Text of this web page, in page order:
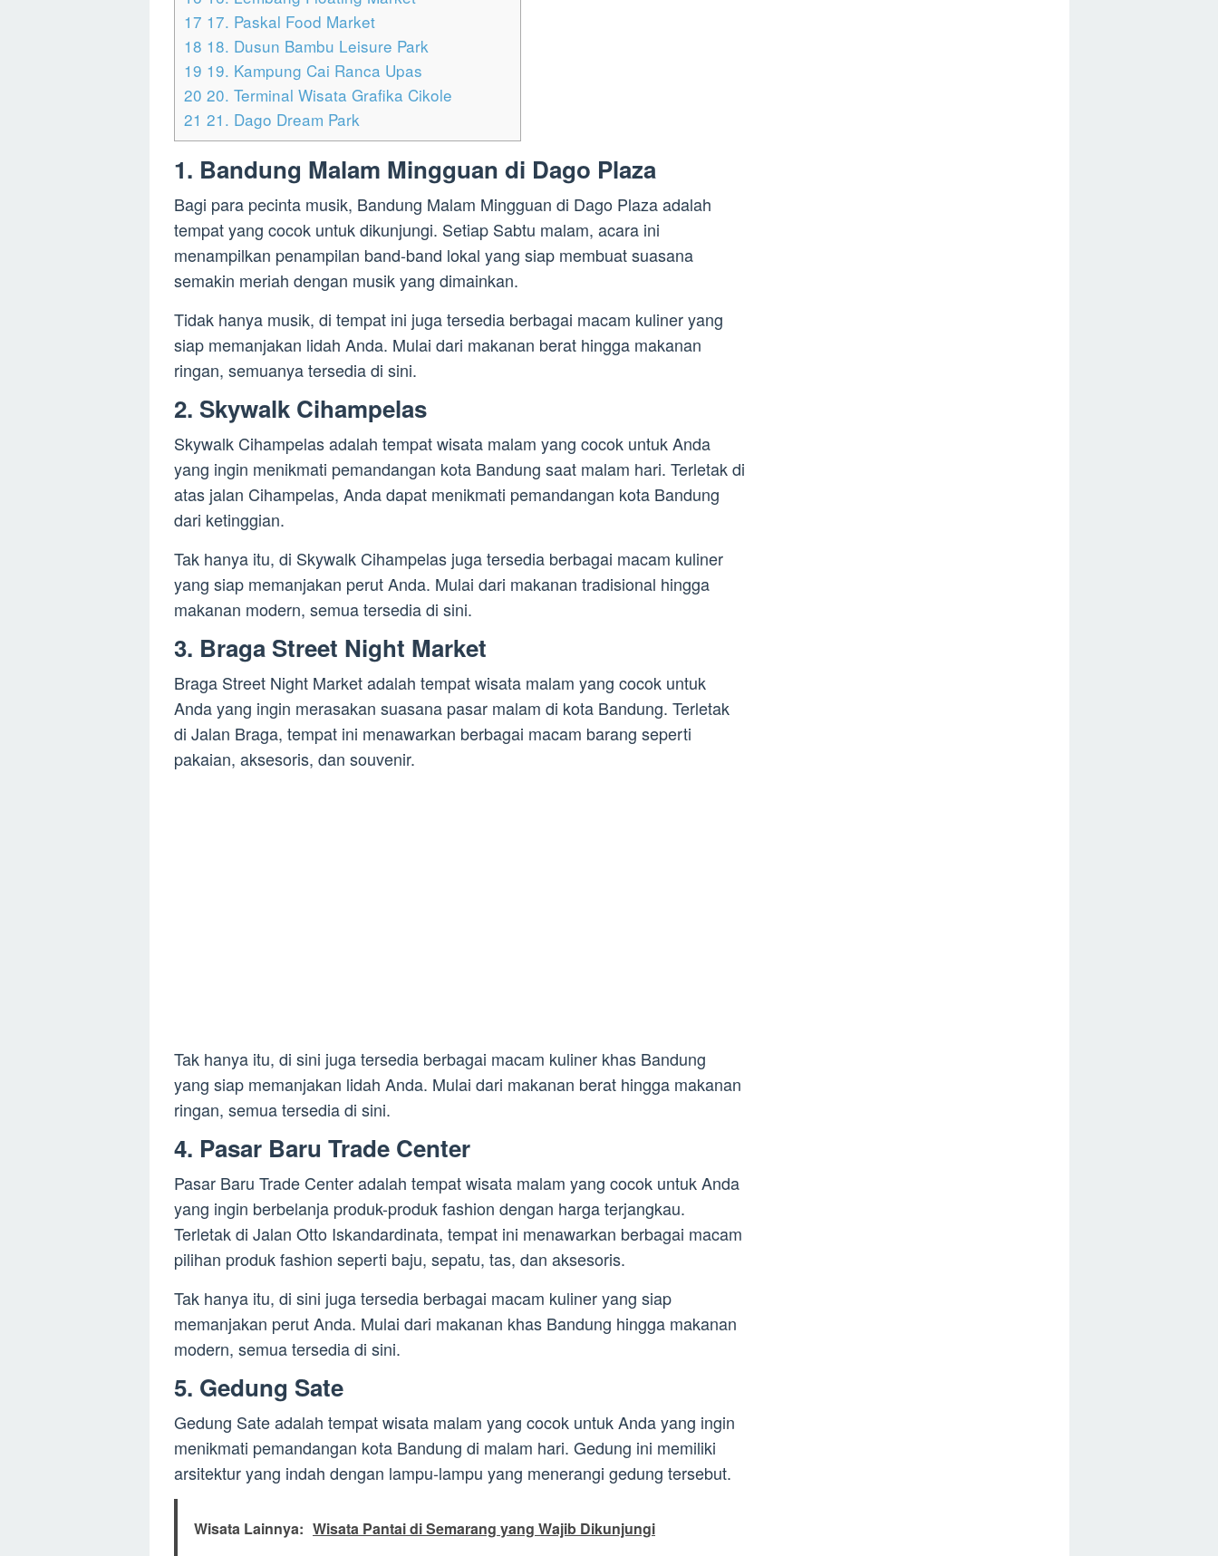
17 17. Paskal Food Market
18 18. Dusun Bambu Leisure Park
19 19. Kampung Cai Ranca Upas
20 20. Terminal Wisata Grafika Cikole
21 21. Dago Dream Park
1. Bandung Malam Mingguan di Dago Plaza
Bagi para pecinta musik, Bandung Malam Mingguan di Dago Plaza adalah
tempat yang cocok untuk dikunjungi. Setiap Sabtu malam, acara ini
menampilkan penampilan band-band lokal yang siap membuat suasana
semakin meriah dengan musik yang dimainkan.
Tidak hanya musik, di tempat ini juga tersedia berbagai macam kuliner yang
siap memanjakan lidah Anda. Mulai dari makanan berat hingga makanan
ringan, semuanya tersedia di sini.
2. Skywalk Cihampelas
Skywalk Cihampelas adalah tempat wisata malam yang cocok untuk Anda
yang ingin menikmati pemandangan kota Bandung saat malam hari. Terletak di
atas jalan Cihampelas, Anda dapat menikmati pemandangan kota Bandung
dari ketinggian.
Tak hanya itu, di Skywalk Cihampelas juga tersedia berbagai macam kuliner
yang siap memanjakan perut Anda. Mulai dari makanan tradisional hingga
makanan modern, semua tersedia di sini.
3. Braga Street Night Market
Braga Street Night Market adalah tempat wisata malam yang cocok untuk
Anda yang ingin merasakan suasana pasar malam di kota Bandung. Terletak
di Jalan Braga, tempat ini menawarkan berbagai macam barang seperti
pakaian, aksesoris, dan souvenir.
Tak hanya itu, di sini juga tersedia berbagai macam kuliner khas Bandung
yang siap memanjakan lidah Anda. Mulai dari makanan berat hingga makanan
ringan, semua tersedia di sini.
4. Pasar Baru Trade Center
Pasar Baru Trade Center adalah tempat wisata malam yang cocok untuk Anda
yang ingin berbelanja produk-produk fashion dengan harga terjangkau.
Terletak di Jalan Otto Iskandardinata, tempat ini menawarkan berbagai macam
pilihan produk fashion seperti baju, sepatu, tas, dan aksesoris.
Tak hanya itu, di sini juga tersedia berbagai macam kuliner yang siap
memanjakan perut Anda. Mulai dari makanan khas Bandung hingga makanan
modern, semua tersedia di sini.
5. Gedung Sate
Gedung Sate adalah tempat wisata malam yang cocok untuk Anda yang ingin
menikmati pemandangan kota Bandung di malam hari. Gedung ini memiliki
arsitektur yang indah dengan lampu-lampu yang menerangi gedung tersebut.
Wisata Lainnya: Wisata Pantai di Semarang yang Wajib Dikunjungi